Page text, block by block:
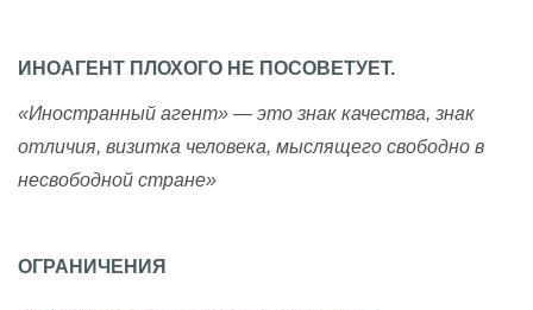
ИНОАГЕНТ ПЛОХОГО НЕ ПОСОВЕТУЕТ.
«Иностранный агент» — это знак качества, знак
отличия, визитка человека, мыслящего свободно в
несвободной стране»
ОГРАНИЧЕНИЯ